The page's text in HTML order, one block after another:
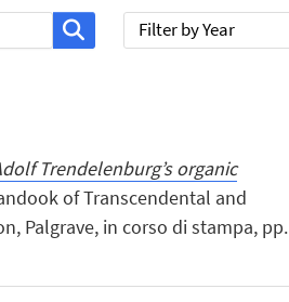
Filter by Year
Trendelenburg’s organic
of Transcendental and
Palgrave, in corso di stampa, pp.